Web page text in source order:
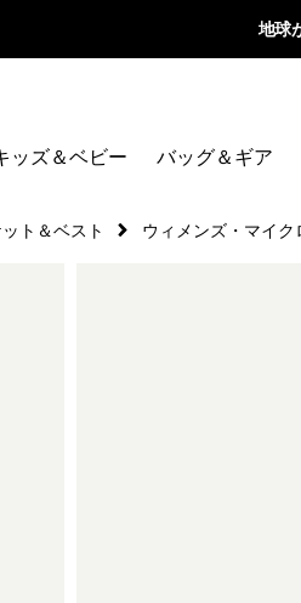
地球
ッズ＆ベビー バッグ＆ギア
ト＆ベスト ウィメンズ・マイク